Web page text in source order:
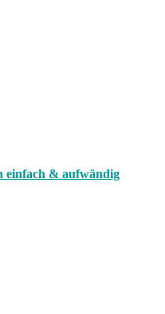
einfach & aufwändig